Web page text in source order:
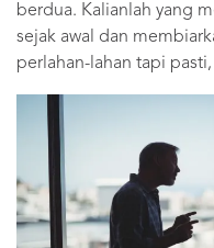
berdua. Kalianlah yang
sejak awal dan
perlahan-lahan tapi